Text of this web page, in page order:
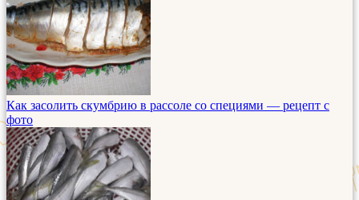
Как засолить скумбрию в рассоле со специями — рецепт с
фото